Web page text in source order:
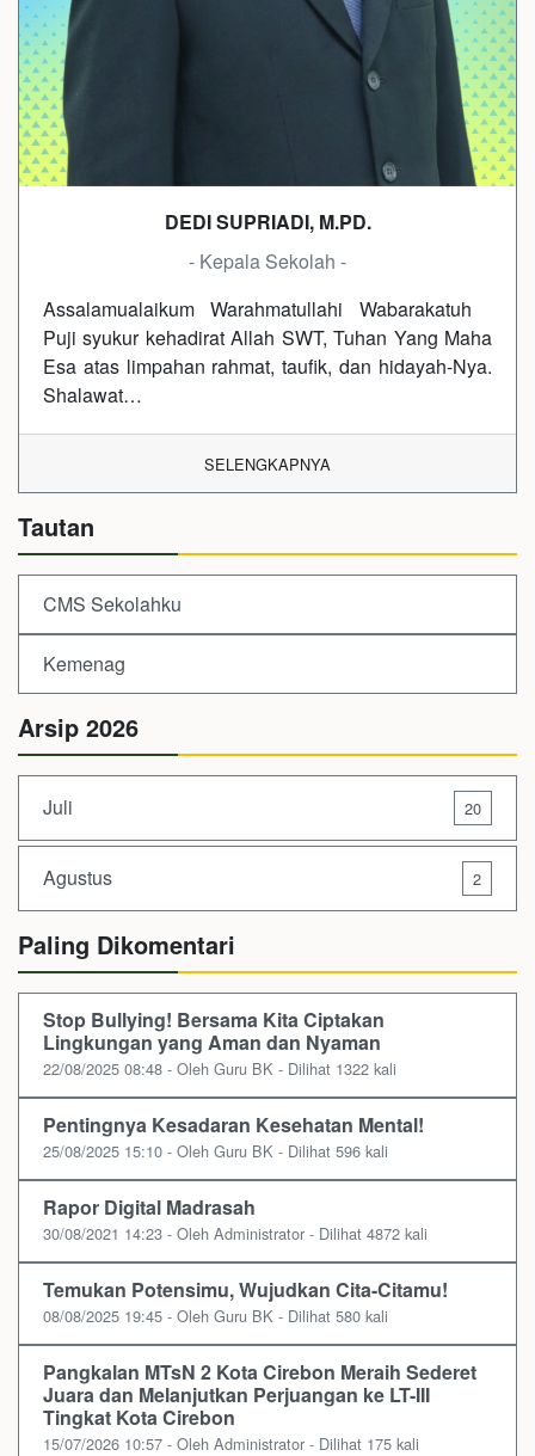
DEDI SUPRIADI, M.PD.
- Kepala Sekolah -
Assalamualaikum Warahmatullahi Wabarakatuh
Puji syukur kehadirat Allah SWT, Tuhan Yang Maha
Esa atas limpahan rahmat, taufik, dan hidayah-Nya.
Shalawat…
SELENGKAPNYA
Tautan
CMS Sekolahku
Kemenag
Arsip 2026
Juli 20
Agustus 2
Paling Dikomentari
Stop Bullying! Bersama Kita Ciptakan
Lingkungan yang Aman dan Nyaman
22/08/2025 08:48 - Oleh Guru BK - Dilihat 1322 kali
Pentingnya Kesadaran Kesehatan Mental!
25/08/2025 15:10 - Oleh Guru BK - Dilihat 596 kali
Rapor Digital Madrasah
30/08/2021 14:23 - Oleh Administrator - Dilihat 4872 kali
Temukan Potensimu, Wujudkan Cita-Citamu!
08/08/2025 19:45 - Oleh Guru BK - Dilihat 580 kali
Pangkalan MTsN 2 Kota Cirebon Meraih Sederet
Juara dan Melanjutkan Perjuangan ke LT-III
Tingkat Kota Cirebon
15/07/2026 10:57 - Oleh Administrator - Dilihat 175 kali